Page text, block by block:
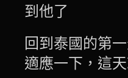
到他了
回到泰國的第
適應一下，這